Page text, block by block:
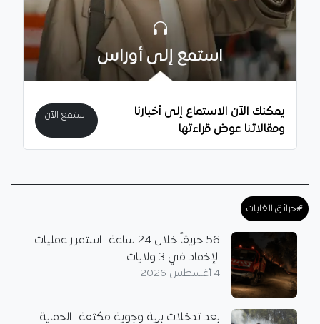
استمع إلى أوراس
يمكنك الآن الاستماع إلى أخبارنا
ومقالاتنا عوض قراءتها
استمع الآن
#حرائق الغابات
56 حريقاً خلال 24 ساعة.. استمرار عمليات
الإخماد في 3 ولايات
4 أغسطس 2026
بعد تدخلات برية وجوية مكثفة.. الحماية